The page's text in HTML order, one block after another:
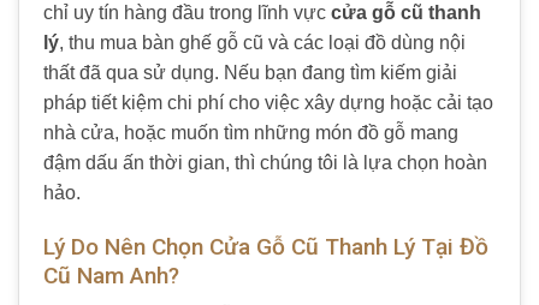
chỉ uy tín hàng đầu trong lĩnh vực cửa gỗ cũ thanh
lý, thu mua bàn ghế gỗ cũ và các loại đồ dùng nội
thất đã qua sử dụng. Nếu bạn đang tìm kiếm giải
pháp tiết kiệm chi phí cho việc xây dựng hoặc cải tạo
nhà cửa, hoặc muốn tìm những món đồ gỗ mang
đậm dấu ấn thời gian, thì chúng tôi là lựa chọn hoàn
hảo.
Lý Do Nên Chọn Cửa Gỗ Cũ Thanh Lý Tại Đồ
Cũ Nam Anh?